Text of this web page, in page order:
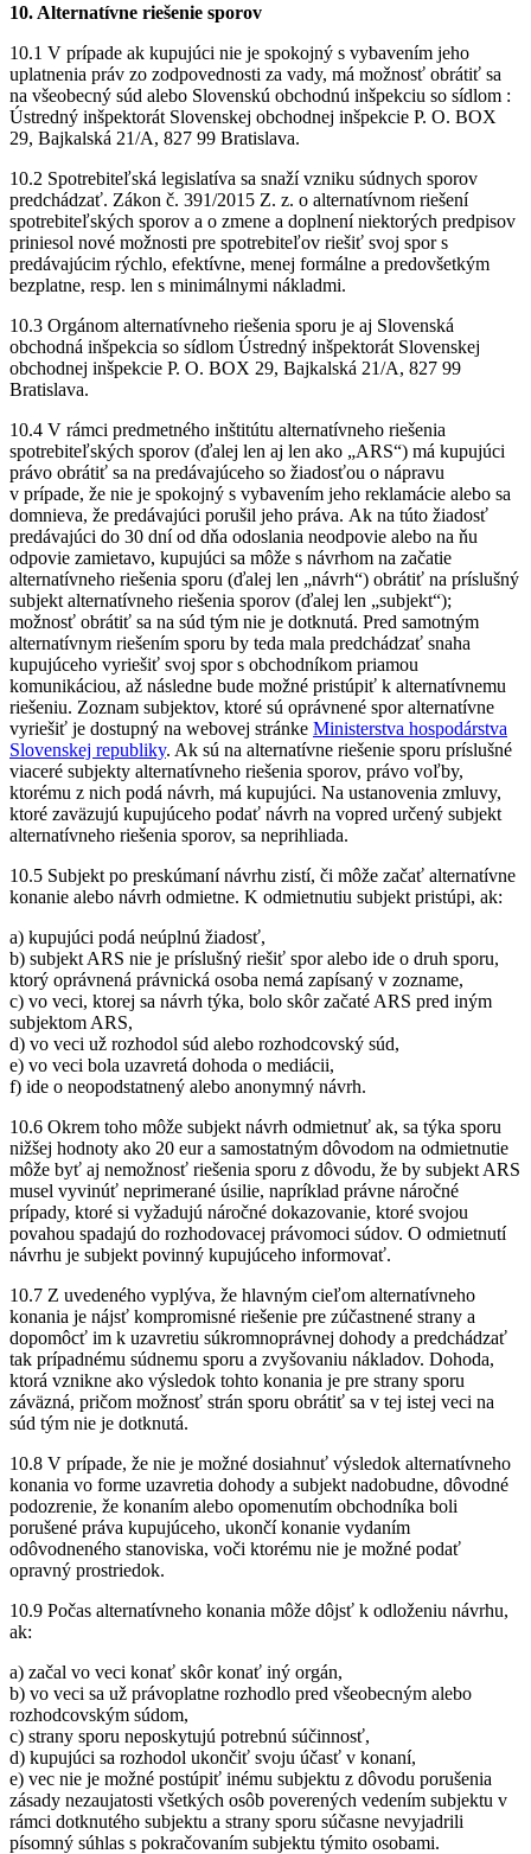
10. Alternatívne riešenie sporov
10.1 V prípade ak kupujúci nie je spokojný s vybavením jeho
uplatnenia práv zo zodpovednosti za vady, má možnosť obrátiť sa
na všeobecný súd alebo Slovenskú obchodnú inšpekciu so sídlom :
Ústredný inšpektorát Slovenskej obchodnej inšpekcie P. O. BOX
29, Bajkalská 21/A, 827 99 Bratislava.
10.2 Spotrebiteľská legislatíva sa snaží vzniku súdnych sporov
predchádzať. Zákon č. 391/2015 Z. z. o alternatívnom riešení
spotrebiteľských sporov a o zmene a doplnení niektorých predpisov
priniesol nové možnosti pre spotrebiteľov riešiť svoj spor s
predávajúcim rýchlo, efektívne, menej formálne a predovšetkým
bezplatne, resp. len s minimálnymi nákladmi.
10.3 Orgánom alternatívneho riešenia sporu je aj Slovenská
obchodná inšpekcia so sídlom Ústredný inšpektorát Slovenskej
obchodnej inšpekcie P. O. BOX 29, Bajkalská 21/A, 827 99
Bratislava.
10.4 V rámci predmetného inštitútu alternatívneho riešenia
spotrebiteľských sporov (ďalej len aj len ako „ARS“) má kupujúci
právo obrátiť sa na predávajúceho so žiadosťou o nápravu
v prípade, že nie je spokojný s vybavením jeho reklamácie alebo sa
domnieva, že predávajúci porušil jeho práva. Ak na túto žiadosť
predávajúci do 30 dní od dňa odoslania neodpovie alebo na ňu
odpovie zamietavo, kupujúci sa môže s návrhom na začatie
alternatívneho riešenia sporu (ďalej len „návrh“) obrátiť na príslušný
subjekt alternatívneho riešenia sporov (ďalej len „subjekt“);
možnosť obrátiť sa na súd tým nie je dotknutá. Pred samotným
alternatívnym riešením sporu by teda mala predchádzať snaha
kupujúceho vyriešiť svoj spor s obchodníkom priamou
komunikáciou, až následne bude možné pristúpiť k alternatívnemu
riešeniu. Zoznam subjektov, ktoré sú oprávnené spor alternatívne
vyriešiť je dostupný na webovej stránke Ministerstva hospodárstva
Slovenskej republiky. Ak sú na alternatívne riešenie sporu príslušné
viaceré subjekty alternatívneho riešenia sporov, právo voľby,
ktorému z nich podá návrh, má kupujúci. Na ustanovenia zmluvy,
ktoré zaväzujú kupujúceho podať návrh na vopred určený subjekt
alternatívneho riešenia sporov, sa neprihliada.
10.5 Subjekt po preskúmaní návrhu zistí, či môže začať alternatívne
konanie alebo návrh odmietne. K odmietnutiu subjekt pristúpi, ak:
a) kupujúci podá neúplnú žiadosť,
b) subjekt ARS nie je príslušný riešiť spor alebo ide o druh sporu,
ktorý oprávnená právnická osoba nemá zapísaný v zozname,
c) vo veci, ktorej sa návrh týka, bolo skôr začaté ARS pred iným
subjektom ARS,
d) vo veci už rozhodol súd alebo rozhodcovský súd,
e) vo veci bola uzavretá dohoda o mediácii,
f) ide o neopodstatnený alebo anonymný návrh.
10.6 Okrem toho môže subjekt návrh odmietnuť ak, sa týka sporu
nižšej hodnoty ako 20 eur a samostatným dôvodom na odmietnutie
môže byť aj nemožnosť riešenia sporu z dôvodu, že by subjekt ARS
musel vyvinúť neprimerané úsilie, napríklad právne náročné
prípady, ktoré si vyžadujú náročné dokazovanie, ktoré svojou
povahou spadajú do rozhodovacej právomoci súdov. O odmietnutí
návrhu je subjekt povinný kupujúceho informovať.
10.7 Z uvedeného vyplýva, že hlavným cieľom alternatívneho
konania je nájsť kompromisné riešenie pre zúčastnené strany a
dopomôcť im k uzavretiu súkromnoprávnej dohody a predchádzať
tak prípadnému súdnemu sporu a zvyšovaniu nákladov. Dohoda,
ktorá vznikne ako výsledok tohto konania je pre strany sporu
záväzná, pričom možnosť strán sporu obrátiť sa v tej istej veci na
súd tým nie je dotknutá.
10.8 V prípade, že nie je možné dosiahnuť výsledok alternatívneho
konania vo forme uzavretia dohody a subjekt nadobudne, dôvodné
podozrenie, že konaním alebo opomenutím obchodníka boli
porušené práva kupujúceho, ukončí konanie vydaním
odôvodneného stanoviska, voči ktorému nie je možné podať
opravný prostriedok.
10.9 Počas alternatívneho konania môže dôjsť k odloženiu návrhu,
ak:
a) začal vo veci konať skôr konať iný orgán,
b) vo veci sa už právoplatne rozhodlo pred všeobecným alebo
rozhodcovským súdom,
c) strany sporu neposkytujú potrebnú súčinnosť,
d) kupujúci sa rozhodol ukončiť svoju účasť v konaní,
e) vec nie je možné postúpiť inému subjektu z dôvodu porušenia
zásady nezaujatosti všetkých osôb poverených vedením subjektu v
rámci dotknutého subjektu a strany sporu súčasne nevyjadrili
písomný súhlas s pokračovaním subjektu týmito osobami.